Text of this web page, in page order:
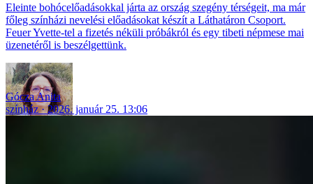
Eleinte bohócelőadásokkal járta az ország szegény térségeit, ma már
főleg színházi nevelési előadásokat készít a Láthatáron Csoport.
Feuer Yvette-tel a fizetés néküli próbákról és egy tibeti népmese mai
üzenetéről is beszélgettünk.
Gócza Anita
színház
2026. január 25. 13:06